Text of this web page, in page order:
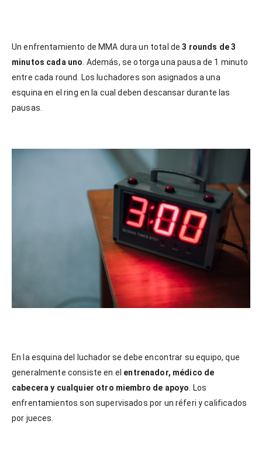
Un enfrentamiento de MMA dura un total de3 rounds de 3
minutos cada uno . Además, se otorga una pausa de 1 minuto
entre cada round. Los luchadores son asignados a una
esquina en el ring en la cual deben descansar durante las
pausas.
En la esquina del luchador se debe encontrar su equipo, que
generalmente consiste en el entrenador, médico de
cabecera y cualquier otro miembro de apoyo . Los
enfrentamientos son supervisados por un réferi y calificados
por jueces.